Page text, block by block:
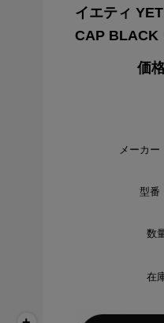
イエティ
CAP BLACK
価
メーカー
型番
数
在